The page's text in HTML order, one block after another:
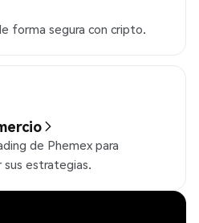
forma segura con cripto.
de Phemex para
estrategias.